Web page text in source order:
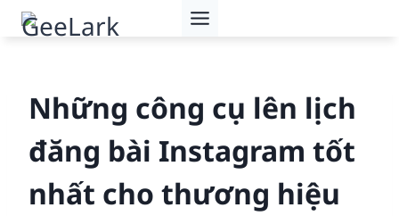
Skip
Những công cụ lên lịch
đăng bài Instagram tốt
nhất cho thương hiệu